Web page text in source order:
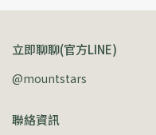
立即聊聊(官方LINE)
@mountstars
聯絡資訊